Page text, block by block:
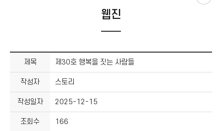
웹진
제목 제30호 행복을 짓는 사람들
작성자 스토리
작성일자 2025-12-15
조회수 166